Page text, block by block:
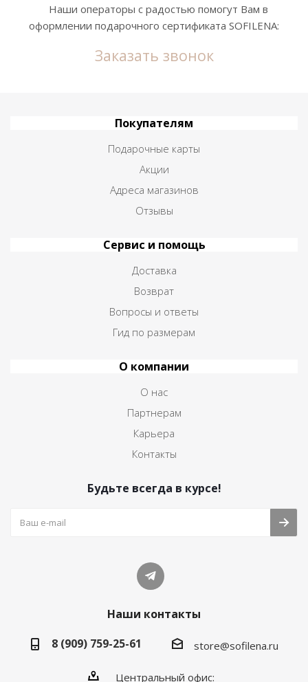
Наши операторы с радостью помогут Вам в
оформлении подарочного сертификата SOFILENA:
Заказать звонок
Покупателям
Подарочные карты
Акции
Адреса магазинов
Отзывы
Сервис и помощь
Доставка
Возврат
Вопросы и ответы
Гид по размерам
О компании
О нас
Партнерам
Карьера
Контакты
Будьте всегда в курсе!
Наши контакты
8 (909) 759-25-61
store@sofilena.ru
Центральный офис: